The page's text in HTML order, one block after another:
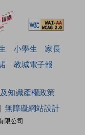
小學生
家長
教城電子報
限公司
知識產權政策
無障礙網站設計